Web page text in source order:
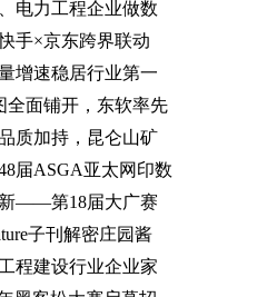
电力工程企业做数
手×京东跨界联动
增速稳居行业第一
全面铺开，东软率先
质加持，昆仑山矿
届ASGA亚太网印数
——第18届大广赛
子刊解密庄园酱
程建设行业企业家